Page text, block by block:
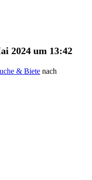
2024 um 13:42
& Biete nach